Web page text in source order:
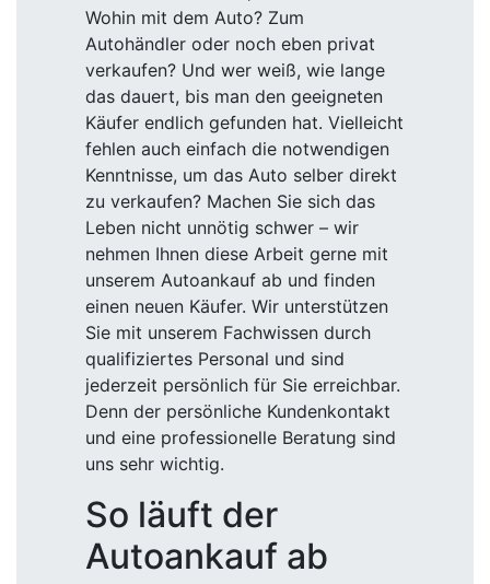
Wohin mit dem Auto? Zum
Autohändler oder noch eben privat
verkaufen? Und wer weiß, wie lange
das dauert, bis man den geeigneten
Käufer endlich gefunden hat. Vielleicht
fehlen auch einfach die notwendigen
Kenntnisse, um das Auto selber direkt
zu verkaufen? Machen Sie sich das
Leben nicht unnötig schwer – wir
nehmen Ihnen diese Arbeit gerne mit
unserem Autoankauf ab und finden
einen neuen Käufer. Wir unterstützen
Sie mit unserem Fachwissen durch
qualifiziertes Personal und sind
jederzeit persönlich für Sie erreichbar.
Denn der persönliche Kundenkontakt
und eine professionelle Beratung sind
uns sehr wichtig.
So läuft der
Autoankauf ab